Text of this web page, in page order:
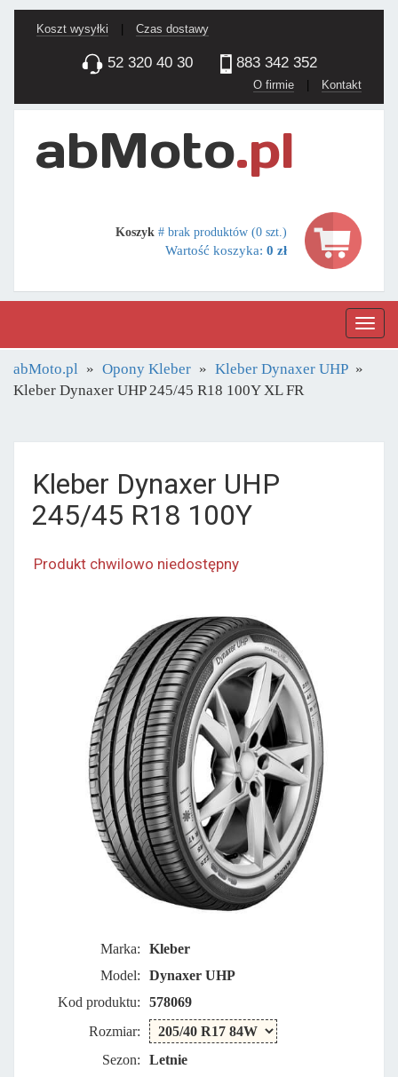
Koszt wysyłki Czas dostawy
52 320 40 30 883 342 352
O firmie | Kontakt
Koszyk # brak produktów (0 szt.)
Wartość koszyka: 0 zł
abMoto.pl Opony Kleber
Kleber Dynaxer UHP
Kleber Dynaxer UHP 245/45 R18 100Y XL FR
Kleber Dynaxer UHP
245/45 R18 100Y
Produkt chwilowo niedostępny
Marka:
Kleber
Model:
Dynaxer UHP
Kod produktu:
578069
Rozmiar:
Sezon:
Letnie